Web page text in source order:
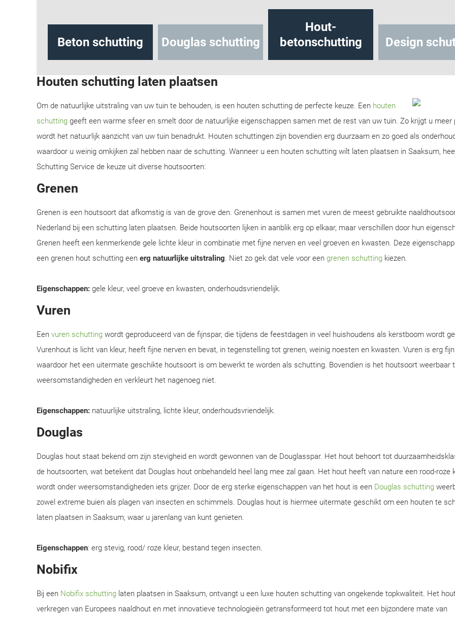
Beton schutting Douglas schutting
Hout-
betonschutting
Design
Houten schutting laten plaatsen
Om de natuurlijke uitstraling van uw tuin te behouden, is een houten schutting de perfecte keuze. Een houten
schutting geeft een warme sfeer en smelt door de natuurlijke eigenschappen samen met de rest van uw tuin. Zo krijgt u meer
wordt het natuurlijk aanzicht van uw tuin benadrukt. Houten schuttingen zijn bovendien erg duurzaam en zo goed als
waardoor u weinig omkijken zal hebben naar de schutting. Wanneer u een houten schutting wilt laten plaatsen in Saaksum,
Schutting Service de keuze uit diverse houtsoorten:
Grenen
Grenen is een houtsoort dat afkomstig is van de grove den. Grenenhout is samen met vuren de meest gebruikte
Nederland bij een schutting laten plaatsen. Beide houtsoorten lijken in aanblik erg op elkaar, maar verschillen door hun
Grenen heeft een kenmerkende gele lichte kleur in combinatie met fijne nerven en veel groeven en kwasten. Deze
een grenen hout schutting een erg natuurlijke uitstraling. Niet zo gek dat vele voor een grenen schutting kiezen.
Eigenschappen: gele kleur, veel groeve en kwasten, onderhoudsvriendelijk.
Vuren
Een vuren schutting wordt geproduceerd van de fijnspar, die tijdens de feestdagen in veel huishoudens als kerstboom wordt
Vurenhout is licht van kleur, heeft fijne nerven en bevat, in tegenstelling tot grenen, weinig noesten en kwasten. Vuren is erg
waardoor het een uitermate geschikte houtsoort is om bewerkt te worden als schutting. Bovendien is het houtsoort weerbaar
weersomstandigheden en verkleurt het nagenoeg niet.
Eigenschappen: natuurlijke uitstraling, lichte kleur, onderhoudsvriendelijk.
Douglas
Douglas hout staat bekend om zijn stevigheid en wordt gewonnen van de Douglasspar. Het hout behoort tot
de houtsoorten, wat betekent dat Douglas hout onbehandeld heel lang mee zal gaan. Het hout heeft van nature een rood-roze
wordt onder weersomstandigheden iets grijzer. Door de erg sterke eigenschappen van het hout is een Douglas schutting
zowel extreme buien als plagen van insecten en schimmels. Douglas hout is hiermee uitermate geschikt om een houten te
laten plaatsen in Saaksum, waar u jarenlang van kunt genieten.
Eigenschappen: erg stevig, rood/ roze kleur, bestand tegen insecten.
Nobifix
Bij een Nobifix schutting laten plaatsen in Saaksum, ontvangt u een luxe houten schutting van ongekende topkwaliteit. Het
verkregen van Europees naaldhout en met innovatieve technologieën getransformeerd tot hout met een bijzondere mate van